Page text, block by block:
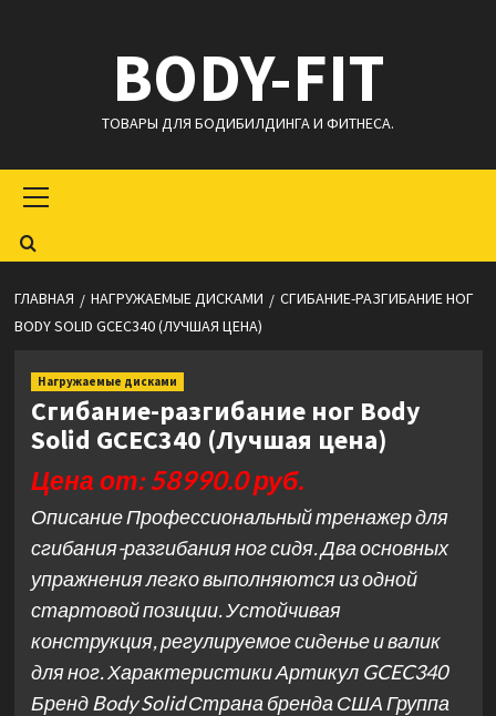
BODY-FIT
ТОВАРЫ ДЛЯ БОДИБИЛДИНГА И ФИТНЕСА.
меню
ГЛАВНАЯ НАГРУЖАЕМЫЕ ДИСКАМИ
СГИБАНИЕ-РАЗГИБАНИЕ НОГ
BODY SOLID GCEC340 (ЛУЧШАЯ ЦЕНА)
Нагружаемые дисками
Сгибание-разгибание ног Body
Solid GCEC340 (Лучшая цена)
Цена от: 58990.0 руб.
Описание Профессиональный тренажер для
сгибания-разгибания ног сидя. Два основных
упражнения легко выполняются из одной
стартовой позиции. Устойчивая
конструкция, регулируемое сиденье и валик
для ног. Характеристики Артикул GCEC340
Бренд Body Solid Страна бренда США Группа